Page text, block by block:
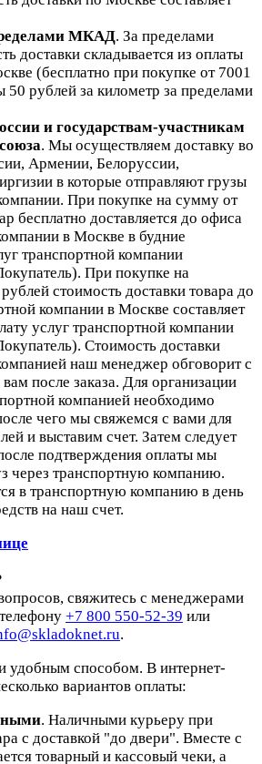
МКАД. За пределами
доставки складывается из оплаты
(бесплатно при покупке от 7001
50 рублей за километр за пределами
и государствам-участникам
. Мы осуществляем доставку во
Армении, Белоруссии,
в которые отправляют грузы
При покупке на сумму от
бесплатно доставляется до офиса
в Москве в будние
транспортной компании
При покупке на
стоимость доставки товара до
компании в Москве составляет
услуг транспортной компании
Стоимость доставки
наш менеджер обговорит с
после заказа. Для организации
компанией необходимо
чего мы свяжемся с вами для
и выставим счет. Затем следует
подтверждения оплаты мы
через транспортную компанию.
в транспортную компанию в день
на наш счет.
свяжитесь с менеджерами
+7 800 550-52-39 или
.
удобным способом. В интернет-
вариантов оплаты:
. Наличными курьеру при
с доставкой "до двери". Вместе с
товарный и кассовый чеки, а